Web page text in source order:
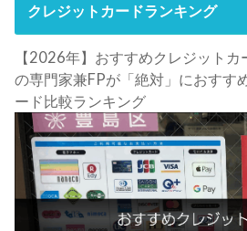
クレジットカードランキング
【2026年】おすすめクレジット
の専門家兼FPが「絶対」におすす
ード比較ランキング